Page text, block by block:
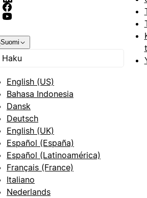
Suomi
English (US)
Bahasa Indonesia
Dansk
Deutsch
English (UK)
Español (España)
Español (Latinoamérica)
Français (France)
Italiano
Nederlands